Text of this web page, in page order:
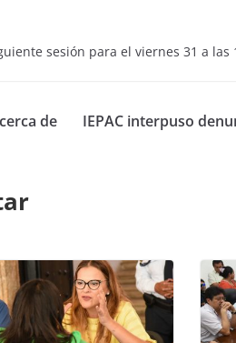
sesión para el viernes 31 a las
de
IEPAC interpuso